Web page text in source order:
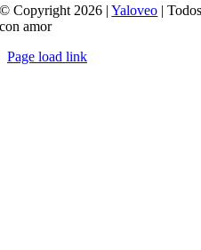
© Copyright 2026 |Yaloveo |
con amor
Page load link